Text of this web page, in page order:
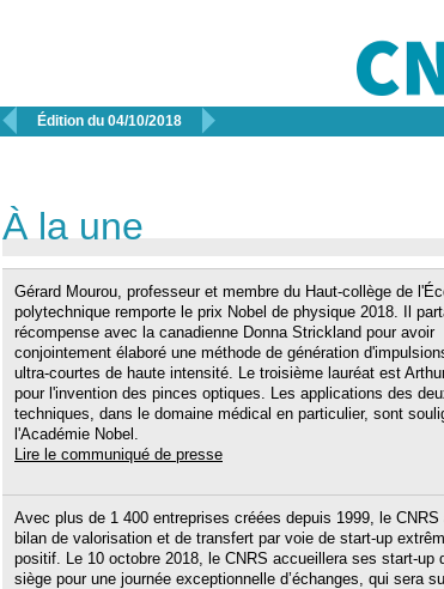
 Édition du 04/10/2018 
À la une
Gérard Mourou, professeur et membre du Haut-collège de
polytechnique remporte le prix Nobel de physique 2018. Il
récompense avec la canadienne Donna Strickland pour avoir
conjointement élaboré une méthode de génération
ultra-courtes de haute intensité. Le troisième lauréat est
pour l'invention des pinces optiques. Les applications des
techniques, dans le domaine médical en particulier, sont
l'Académie Nobel.
Lire le communiqué de presse
Avec plus de 1 400 entreprises créées depuis 1999, le
bilan de valorisation et de transfert par voie de start-up
positif. Le 10 octobre 2018, le CNRS accueillera ses start-up
siège pour une journée exceptionnelle d’échanges, qui sera